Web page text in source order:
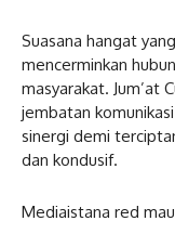
Suasana hangat
mencerminkan
masyarakat. Jum’at
jembatan
sinergi demi
dan kondusif.
Mediaistana red